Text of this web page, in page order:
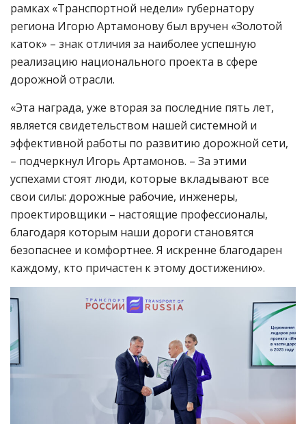
рамках «Транспортной недели» губернатору
региона Игорю Артамонову был вручен «Золотой
каток» – знак отличия за наиболее успешную
реализацию национального проекта в сфере
дорожной отрасли.
«Эта награда, уже вторая за последние пять лет,
является свидетельством нашей системной и
эффективной работы по развитию дорожной сети,
– подчеркнул Игорь Артамонов. – За этими
успехами стоят люди, которые вкладывают все
свои силы: дорожные рабочие, инженеры,
проектировщики – настоящие профессионалы,
благодаря которым наши дороги становятся
безопаснее и комфортнее. Я искренне благодарен
каждому, кто причастен к этому достижению».